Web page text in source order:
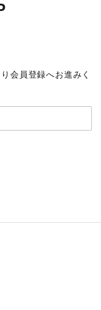
会員登録へお進みく